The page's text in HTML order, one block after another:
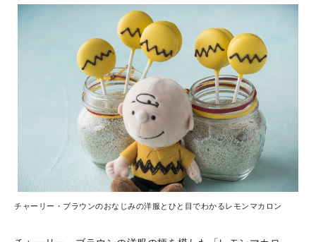
チャーリー・ブラウンのおなじみの洋服とひと目でわかるレモンマカロン